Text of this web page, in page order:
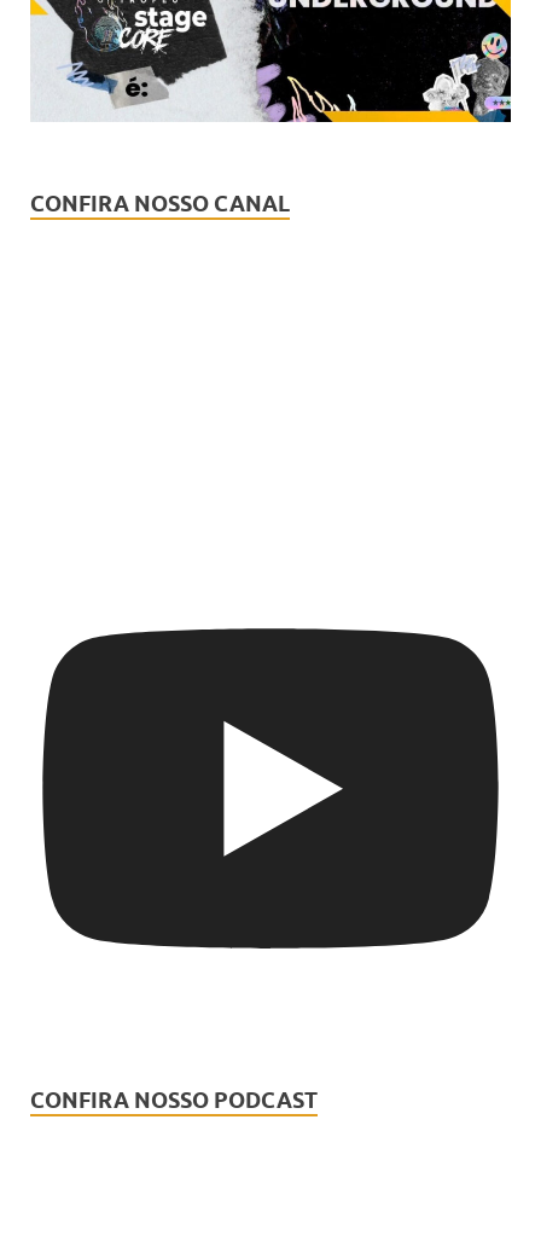
CONFIRA NOSSO CANAL
CONFIRA NOSSO PODCAST